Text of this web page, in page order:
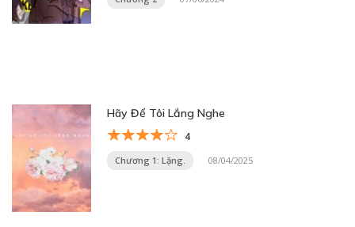
Hãy Để Tôi Lắng Nghe
4
Chương 1: Lặng. 08/04/2025